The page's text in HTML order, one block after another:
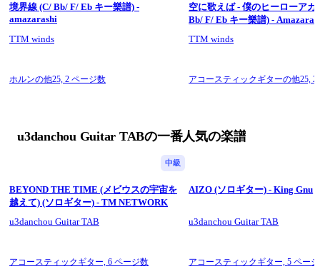
境界線 (C/ Bb/ F/ Eb キー樂譜) -
amazarashi
TTM winds
ホルンの他25, 2 ページ数
空に歌えば - 僕のヒーローアカ
Bb/ F/ Eb キー樂譜) -
TTM winds
アコースティックギターの他25,2
u3danchou Guitar TABの一番人気の楽譜
中級
BEYOND THE TIME (メビウスの宇宙を
越えて) (ソロギター) - TM NETWORK
u3danchou Guitar TAB
アコースティックギター, 6 ページ数
AIZO (ソロギター) - King Gnu
u3danchou Guitar TAB
アコースティックギター,5 ペー